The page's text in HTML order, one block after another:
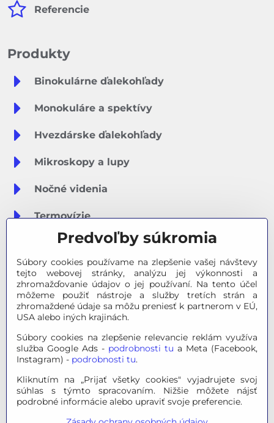
Referencie
Produkty
Binokulárne ďalekohľady
Monokuláre a spektívy
Hvezdárske ďalekohľady
Mikroskopy a lupy
Nočné videnia
Termovízie
Meteostanice
Značky
Výpredaj
Tipy na darčeky
Poradňa - Ako si vybrať
© 2026 OPTINO s.r.o., všetky práva vyhradené. Všetky logá a
Predvoľby súkromia
Súbory cookies používame na zlepšenie vašej návštevy
tejto webovej stránky, analýzu jej výkonnosti a
zhromažďovanie údajov o jej používaní. Na tento účel
môžeme použiť nástroje a služby tretích strán a
zhromaždené údaje sa môžu preniesť k partnerom v EÚ,
USA alebo iných krajinách.
Súbory cookies na zlepšenie relevancie reklám využíva
služba Google Ads - podrobnosti tu a Meta (Facebook,
Instagram) - podrobnosti tu.
Kliknutím na „Prijať všetky cookies" vyjadrujete svoj
súhlas s týmto spracovaním. Nižšie môžete nájsť
podrobné informácie alebo upraviť svoje preferencie.